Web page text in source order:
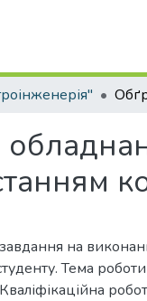
на
Тема